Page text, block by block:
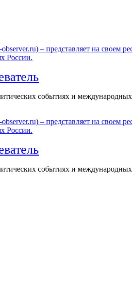
событиях и
событиях и